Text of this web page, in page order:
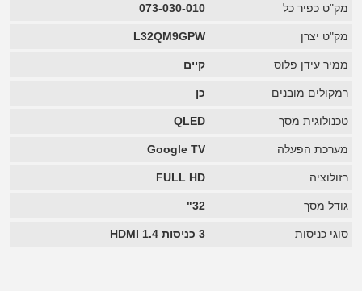
מק"ט כפיר כל 073-030-010
מק"ט יצרן L32QM9GPW
ממיר עידן פלוס קיים
רמקולים מובנים כן
טכנולוגית מסך QLED
מערכת הפעלה Google TV
רזולוציה FULL HD
גודל מסך 32"
סוגי כניסות 3 כניסות HDMI 1.4